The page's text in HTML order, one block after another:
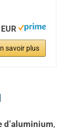
savoir plus
d’aluminium,